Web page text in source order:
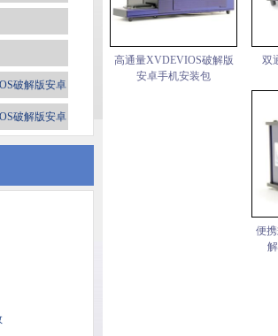
破解版安卓
破解版安卓
高通量XVDEVIOS破解版
安卓手机安装包
双
便